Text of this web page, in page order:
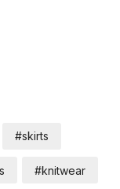
#skirts
#knitwear